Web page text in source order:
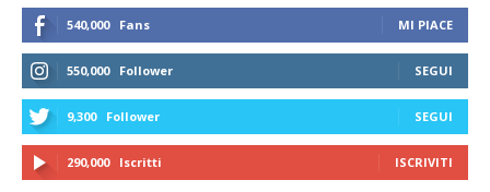
540,000 Fans MI PIACE
550,000 Follower SEGUI
9,300 Follower SEGUI
290,000 Iscritti ISCRIVITI